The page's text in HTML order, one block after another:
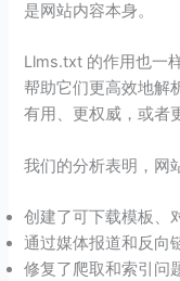
是网站内容本身。
Llms.txt 的作用也一
帮助它们更高效地解
有用、更权威，或者
我们的分析表明，网
创建了可下载模板、
通过媒体报道和反向
修复了爬取和索引问